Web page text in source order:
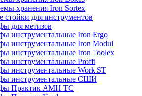
хранения Iron Sortex
стойки для инструментов
для метизов
инструментальные Iron Ergo
инструментальные Iron Modul
инструментальные Iron Toolex
инструментальные Proffi
инструментальные Work ST
инструментальные СШИ
Практик AMH TC